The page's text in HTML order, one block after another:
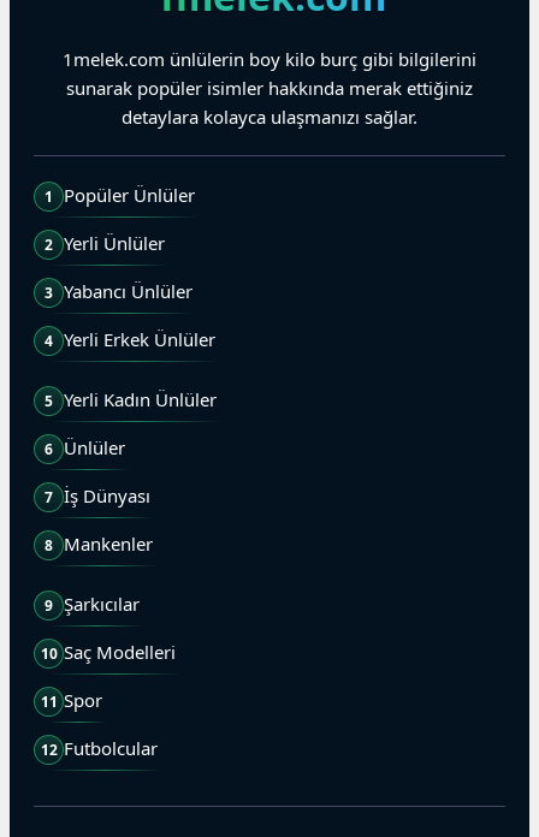
1melek.com ünlülerin boy kilo burç gibi bilgilerini
sunarak popüler isimler hakkında merak ettiğiniz
detaylara kolayca ulaşmanızı sağlar.
1 Popüler Ünlüler
2 Yerli Ünlüler
3 Yabancı Ünlüler
4 Yerli Erkek Ünlüler
5 Yerli Kadın Ünlüler
6 Ünlüler
7 İş Dünyası
8 Mankenler
9 Şarkıcılar
10 Saç Modelleri
11 Spor
12 Futbolcular